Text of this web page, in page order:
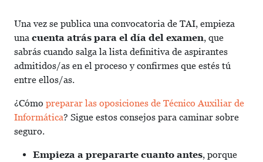
Una vez se publica una convocatoria de TAI, empieza
una cuenta atrás para el día del examen, que
sabrás cuando salga la lista definitiva de aspirantes
admitidos/as en el proceso y confirmes que estés tú
entre ellos/as.
¿Cómo preparar las oposiciones de Técnico Auxiliar de
Informática? Sigue estos consejos para caminar sobre
seguro.
Empieza a prepararte cuanto antes, porque